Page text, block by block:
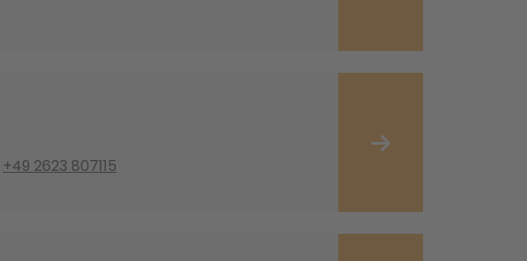
+49 2623 807115